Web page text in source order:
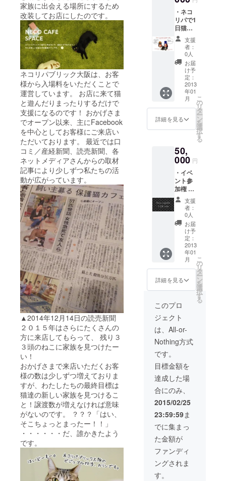
家族に出会える場所にするため
改装してお店にしたのです。
ネコリパブリック大阪は、お客
様から入場料をいただくことで
運営しています。 お店に来て猫
と遊んだりまったりするだけで
支援になるのです！ おかげさま
でオープン以来、主にFacebook
を中心としてお客様にご来店い
ただいております。 最近では口
コミ／産経新聞、読売新聞、各
ネットメディアさんからの取材
記事により少しずつ私たちの活
動が広がっています。
▲2014年12月14日の読売新聞
２０１５年はさらにたくさんの
方に来店してもらって、 残り３
３頭のねこに家族を見つけたー
い！
おかげさまで来店いただくお客
様の数は少しずつ増えておりま
すが、わたしたちの最終目標は
猫達の新しい家族を見つけるこ
と！譲渡数が増えなければ意味
がないのです。 ？？？「はい、
そこちょっとまったー！！」
・・・・・・だ、誰かきたよう
です。
こ重
要）で
ぎゅっ
と握っ
てから
ペンを
とって
書い
た、間
接サイ
ン。
も参加
いたし
ますが
ご了承
くださ
いま
せ。）
、ネコ
リパ男
祭り?メ
ンズ
だって
にゃん
したい?
（※いず
れも1
月?2月
開催予
定。随
時
facebo
okにて
告知）
など、
女性も
男性も
お楽し
みいた
トをご
用
な、
な、
な、な
んと！
そのう
ちの1回
イベン
トに無
料で参
加でき
る、こ
れまた
奇跡の
権
利！！
しか
し！目
標額に
達成し
なけれ
系列店
のベー
グル店
エルク
アトロ
ギャッ
ツのも
ちもち
ベーグ
ル詰合
せ。は
ちみつ
くる
み、抹
茶ホワ
チーズ
やW
などな
ど、お
店や楽
天
ショッ
プで大
人気の
ベーグ
ルを10
点詰合
せにし
てお届
け！ 間
違いな
つ。で
詳細は
本文に
も記載
・ネコ
リパで1
日猫ま
みれ体
験 ・首
（オー
ナー）
もしく
は官房
長官に
よる岐
阜プチ
観光ガ
イド付
サムシ
ン
ニュー
ヨーク
のラン
チ付き
【ネコ
リパで1
日猫ま
みれ体
験と
は】 ネ
コリパ
大阪&岐
阜で、
丸1日好
きなだ
過ごし
だける
権利で
阪店、
方にそ
れぞれ1
日、好
きなだ
け滞在
ただけ
ます。
その
間、ド
リンク
飲み放
題付
支援
者：
0人
お届
け予
定：
2013
年01
月
詳細を見る
こ
の
リ
タ
ー
ン
を
選
択
す
る
50,
000 円
・イベ
ント参
加権 ・
ネコリ
パブ
リック
カード
（発行
日より
２年間
有効）
・ネコ
リパ大
阪、岐
阜の猫
用無料
【ネコ
リパブ
リック
カード
（発行
有効）
とは】
ネコリ
パブ
リック
岐阜
店、大
阪店2店
舗共通
ブラッ
クカー
ド。な
んと、
支援
者：
0人
お届
け予
定：
2013
年01
月
詳細を見る
こ
の
リ
タ
ー
ン
を
選
択
す
る
このプロ
ジェクト
は、All-or-
Nothing方式
です。
目標金額を
達成した場
合にのみ、
2015/02/25
23:59:59ま
でに集まっ
た金額が
ファンディ
ングされま
す。